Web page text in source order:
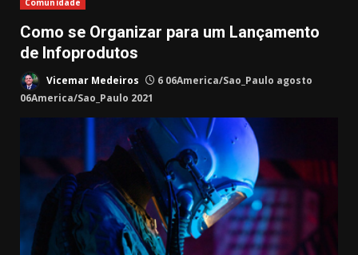
Comunidade
Como se Organizar para um Lançamento
de Infoprodutos
Vicemar Medeiros
6 06America/Sao_Paulo agosto
06America/Sao_Paulo 2021